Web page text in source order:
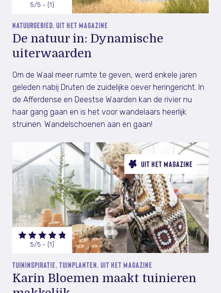
5/5 - (1)
NATUURGEBIED, UIT HET MAGAZINE
De natuur in: Dynamische
uiterwaarden
Om de Waal meer ruimte te geven, werd enkele jaren
geleden nabij Druten de zuidelijke oever heringericht. In
de Afferdense en Deestse Waarden kan de rivier nu
haar gang gaan en is het voor wandelaars heerlijk
struinen. Wandelschoenen aan en gaan!
UIT HET MAGAZINE
5/5 - (1)
TUININSPIRATIE, TUINPLANTEN, UIT HET MAGAZINE
Karin Bloemen maakt tuinieren